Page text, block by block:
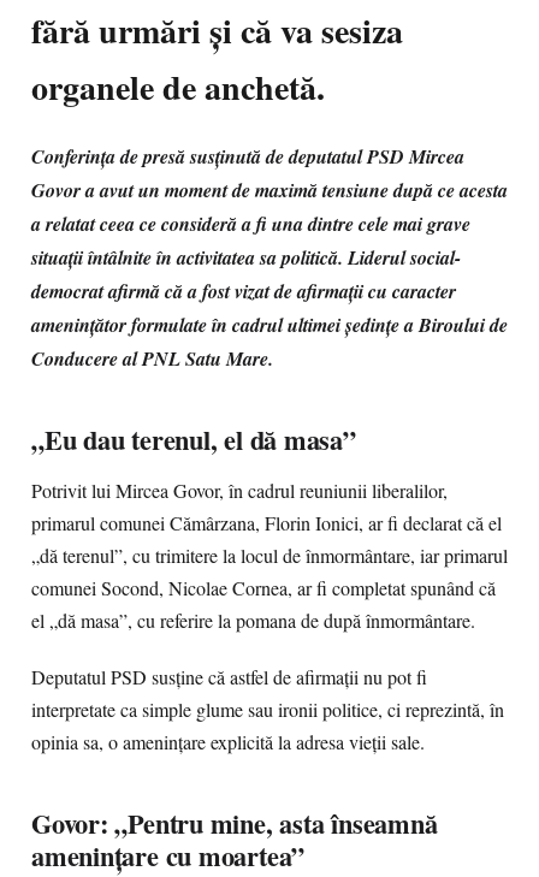
fără urmări și că va sesiza
organele de anchetă.
Conferința de presă susținută de deputatul PSD Mircea
Govor a avut un moment de maximă tensiune după ce acesta
a relatat ceea ce consideră a fi una dintre cele mai grave
situații întâlnite în activitatea sa politică. Liderul social-
democrat afirmă că a fost vizat de afirmații cu caracter
amenințător formulate în cadrul ultimei ședințe a Biroului de
Conducere al PNL Satu Mare.
„Eu dau terenul, el dă masa”
Potrivit lui Mircea Govor, în cadrul reuniunii liberalilor,
primarul comunei Cămârzana, Florin Ionici, ar fi declarat că el
„dă terenul”, cu trimitere la locul de înmormântare, iar primarul
comunei Socond, Nicolae Cornea, ar fi completat spunând că
el „dă masa”, cu referire la pomana de după înmormântare.
Deputatul PSD susține că astfel de afirmații nu pot fi
interpretate ca simple glume sau ironii politice, ci reprezintă, în
opinia sa, o amenințare explicită la adresa vieții sale.
Govor: „Pentru mine, asta înseamnă
amenințare cu moartea”